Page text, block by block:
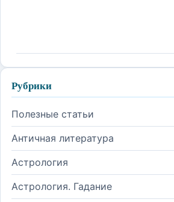
Рубрики
Полезные статьи
Античная литература
Астрология
Астрология. Гадание